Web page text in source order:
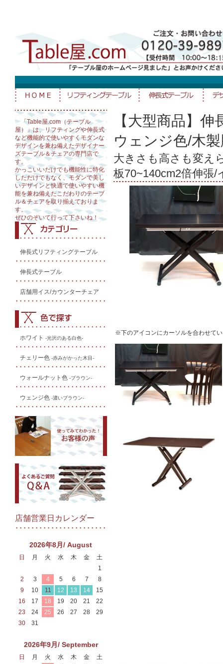
「Table屋.com（テーブル
屋）」は、リフティングや伸長式
など機能的で使いやすくモダンな
デザインを兼ね備えたデザイナー
ズテーブル＆チェアの専門店で
す。
かっこいいだけでも機能性に特化
しただけでもなく、モダンで美し
いデザインと快適で使いやすい機
能を兼ね備えたこだわりのテーブ
ル＆チェアを取り揃えておりま
す。
ぜひのぞいて行って下さいね！
伸長式リフティングテーブル
伸長式テーブル
店舗用イス/カウンターチェア
ホワイト -光沢のある白色-
チェリー色 -赤みがかった木目-
ウォールナット色 -ブラウン-
ウェンジ色 -濃いブラウン-
店舗営業日カレンダー
2026年8月/ August
日 月 火 水 木 金
土
1
2
3 4 5 6 7
8
9
10 11 12 13 14
15
16
17 18 19 20 21
22
23
24 25 26 27 28
29
30
31
2026年9月/ September
日 月 火 水 木 金
土
【大型商品】
ウェンジ色/木
大きさも高さも変え
板70~140cm2倍伸張
※下のアイコンにカーソルを合わせて